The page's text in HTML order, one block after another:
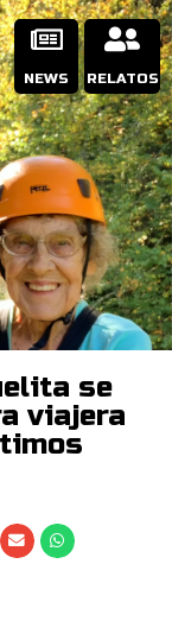
NEWS RELATOS
se
viajera